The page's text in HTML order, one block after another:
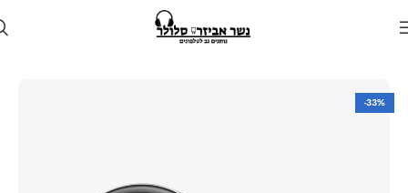
דונגל android auto ו apple carplay לרכב
-33%